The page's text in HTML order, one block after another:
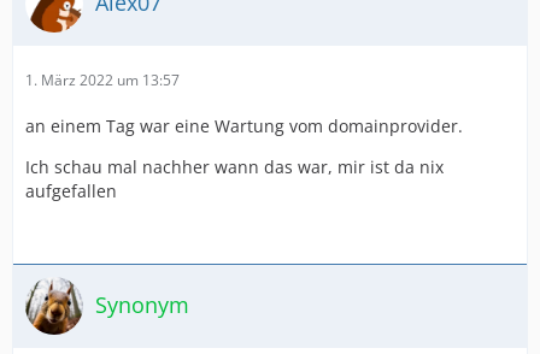
1. März 2022 um 13:57
an einem Tag war eine Wartung vom domainprovider.
Ich schau mal nachher wann das war, mir ist da nix
aufgefallen
Synonym